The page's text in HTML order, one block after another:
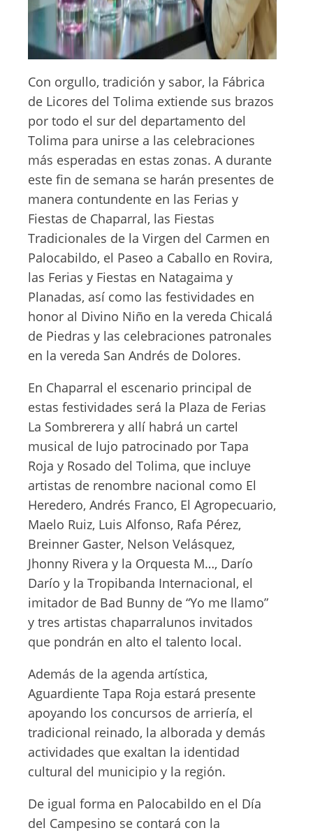
Con orgullo, tradición y sabor, la Fábrica
de Licores del Tolima extiende sus brazos
por todo el sur del departamento del
Tolima para unirse a las celebraciones
más esperadas en estas zonas. A durante
este fin de semana se harán presentes de
manera contundente en las Ferias y
Fiestas de Chaparral, las Fiestas
Tradicionales de la Virgen del Carmen en
Palocabildo, el Paseo a Caballo en Rovira,
las Ferias y Fiestas en Natagaima y
Planadas, así como las festividades en
honor al Divino Niño en la vereda Chicalá
de Piedras y las celebraciones patronales
en la vereda San Andrés de Dolores.
En Chaparral el escenario principal de
estas festividades será la Plaza de Ferias
La Sombrerera y allí habrá un cartel
musical de lujo patrocinado por Tapa
Roja y Rosado del Tolima, que incluye
artistas de renombre nacional como El
Heredero, Andrés Franco, El Agropecuario,
Maelo Ruiz, Luis Alfonso, Rafa Pérez,
Breinner Gaster, Nelson Velásquez,
Jhonny Rivera y la Orquesta M…, Darío
Darío y la Tropibanda Internacional, el
imitador de Bad Bunny de “Yo me llamo”
y tres artistas chaparralunos invitados
que pondrán en alto el talento local.
Además de la agenda artística,
Aguardiente Tapa Roja estará presente
apoyando los concursos de arriería, el
tradicional reinado, la alborada y demás
actividades que exaltan la identidad
cultural del municipio y la región.
De igual forma en Palocabildo en el Día
del Campesino se contará con la